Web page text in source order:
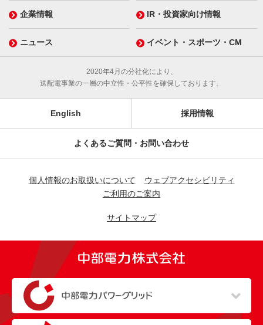
企業情報 IR・投資家向け情報
ニュース イベント・スポーツ・CM
2020年4月の分社化により、
送配電事業の一層の中立性・公平性を確保しております。
English 採用情報
よくあるご質問・お問い合わせ
個人情報のお取扱いについて
ウェブアクセシビリティ
ご利用のご案内
サイトマップ
（新しいウィンドウを開きます）